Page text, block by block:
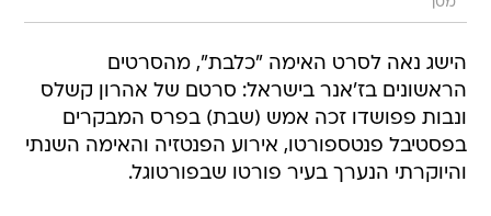
הישג נאה לסרט האימה "כלבת", מהסרטים
הראשונים בז'אנר בישראל: סרטם של אהרון קשלס
ונבות פפושדו זכה אמש (שבת) בפרס המבקרים
בפסטיבל פנטספורטו, אירוע הפנטזיה והאימה השנתי
והיוקרתי הנערך בעיר פורטו שבפורטוגל.